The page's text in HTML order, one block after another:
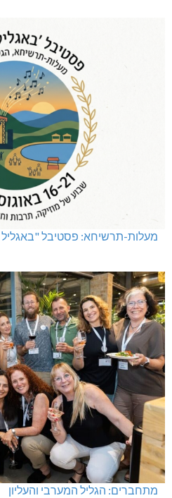
מעלות-תרשיחא: פסטיבל "באגליל
מתחברים: הגליל המערבי והעליון